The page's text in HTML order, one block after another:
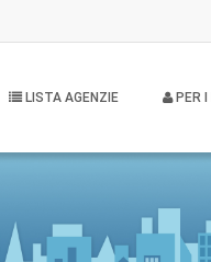
LISTA AGENZIE PER I